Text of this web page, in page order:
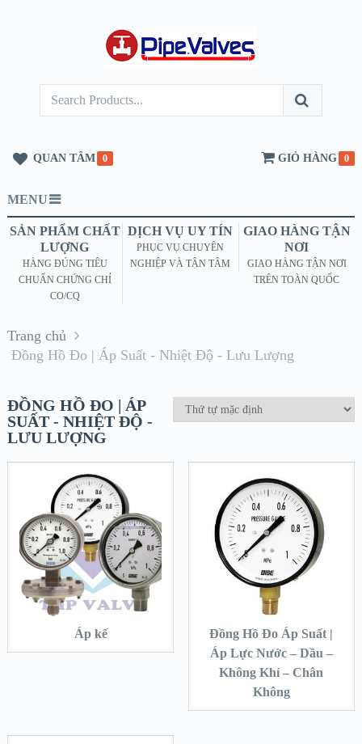
QUAN TÂM 0 GIỎ HÀNG 0
MENU
SẢN PHẨM CHẤT
LƯỢNG
HÀNG ĐÚNG TIÊU
CHUẨN CHỨNG CHỈ
CO/CQ
DỊCH VỤ UY TÍN
PHỤC VỤ CHUYÊN
NGHIỆP VÀ TẬN TÂM
GIAO HÀNG TẬN
NƠI
GIAO HÀNG TẬN NƠI
TRÊN TOÀN QUỐC
Trang chủ
Đồng Hồ Đo | Áp Suất - Nhiệt Độ - Lưu Lượng
ĐỒNG HỒ ĐO | ÁP
SUẤT - NHIỆT ĐỘ -
LƯU LƯỢNG
Áp kế
Đồng Hồ Đo Áp Suất |
Áp Lực Nước – Dầu –
Không Khí – Chân
Không